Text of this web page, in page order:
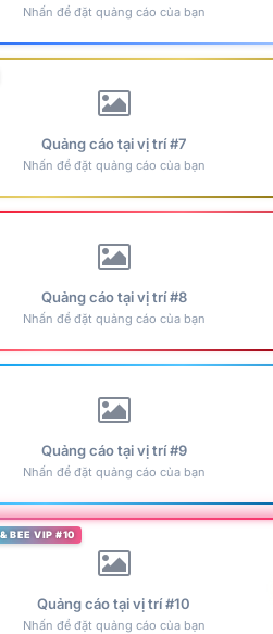
Nhấn để đặt quảng cáo của bạn
Quảng cáo tại vị trí #7
Nhấn để đặt quảng cáo của bạn
Quảng cáo tại vị trí #8
Nhấn để đặt quảng cáo của bạn
Quảng cáo tại vị trí #9
Nhấn để đặt quảng cáo của bạn
BEE VIP #10
Quảng cáo tại vị trí #10
Nhấn để đặt quảng cáo của bạn